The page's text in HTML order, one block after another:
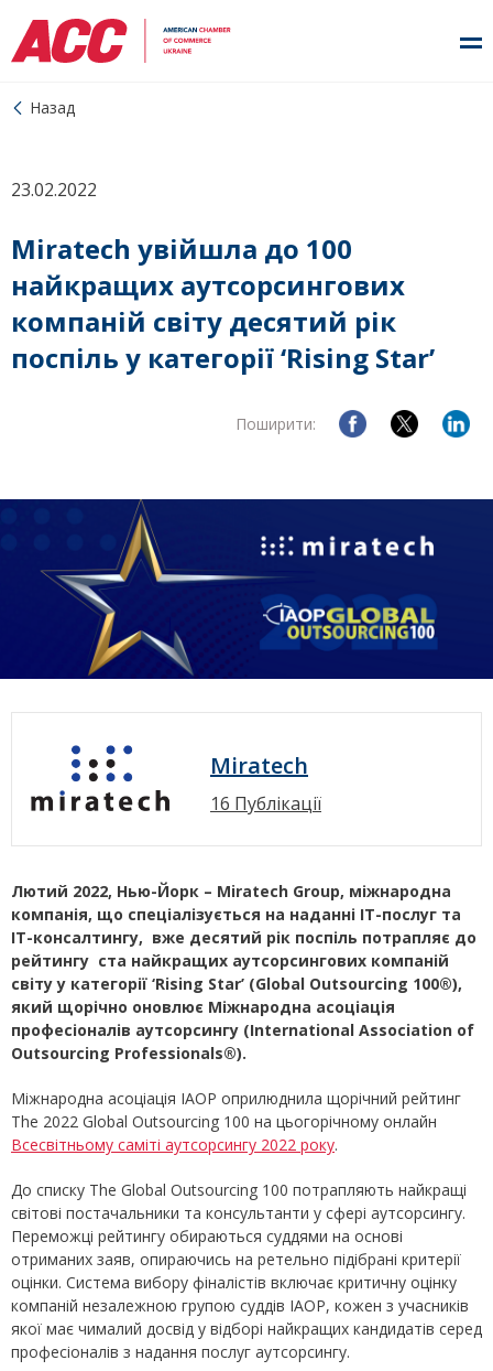
Назад
23.02.2022
Miratech увійшла до 100
найкращих аутсорсингових
компаній світу десятий рік
поспіль у категорії ‘Rising Star’
Поширити:
Miratech
16 Публікації
Лютий 2022, Нью-Йорк – Miratech Group, міжнародна
компанія, що спеціалізується на наданні ІТ-послуг та
ІТ-консалтингу, вже десятий рік поспіль потрапляє до
рейтингу ста найкращих аутсорсингових компаній
світу у категорії ‘Rising Star’ (Global Outsourcing 100®),
який щорічно оновлює Міжнародна асоціація
професіоналів аутсорсингу (International Association of
Outsourcing Professionals®).
Міжнародна асоціація IAOP оприлюднила щорічний рейтинг
The 2022 Global Outsourcing 100 на цьогорічному онлайн
Всесвітньому саміті аутсорсингу 2022 року.
До списку The Global Outsourcing 100 потрапляють найкращі
світові постачальники та консультанти у сфері аутсорсингу.
Переможці рейтингу обираються суддями на основі
отриманих заяв, опираючись на ретельно підібрані критерії
оцінки. Система вибору фіналістів включає критичну оцінку
компаній незалежною групою суддів IAOP, кожен з учасників
якої має чималий досвід у відборі найкращих кандидатів серед
професіоналів з надання послуг аутсорсингу.